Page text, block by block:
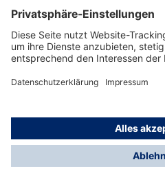
Über Dräger
Informationen
© Dräger Austria GmbH,
* Alle Preise exkl. gesetzl.
Versandkosten und ggf.